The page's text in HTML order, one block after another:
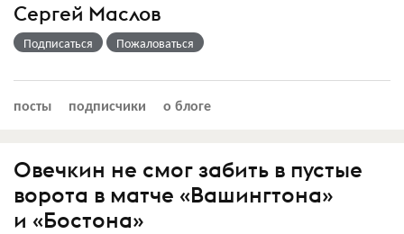
Сергей Маслов
Подписаться Пожаловаться
посты подписчики о блоге
Овечкин не смог забить в пустые
ворота в матче «Вашингтона»
и «Бостона»